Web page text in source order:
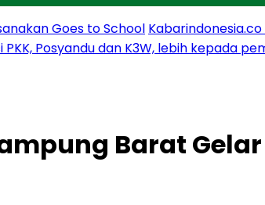
Goes to School Kabarindonesia.co
Posyandu dan K3W, lebih kepada
Barat